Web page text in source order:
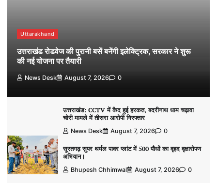
Uttarakhand
उत्तराखंड रोडवेज की पुरानी बसें बनेंगी इलेक्ट्रिक, सरकार ने शुरू
की नई योजना पर तैयारी
News Desk August 7, 2026 0
उत्तराखंड: CCTV में कैद हुई हरकत, बदरीनाथ धाम चढ़ावा
चोरी मामले में तीसरा आरोपी गिरफ्तार
News Desk August 7, 2026 0
सूरतगढ़ सुपर थर्मल पावर प्लांट में 500 पौधों का वृहद वृक्षारोपण
अभियान।
Bhupesh Chhimwal August 7, 2026 0